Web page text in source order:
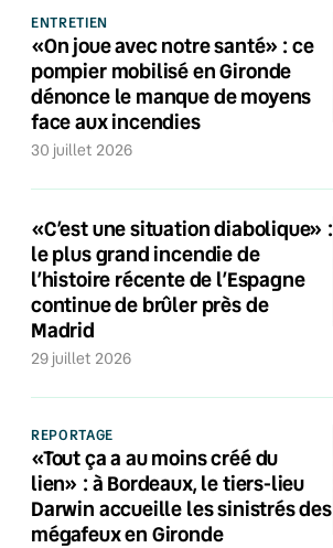
ENTRETIEN
«On joue avec notre santé» : ce
pompier mobilisé en Gironde
dénonce le manque de moyens
face aux incendies
30 juillet 2026
«C’est une situation diabolique» :
le plus grand incendie de
l’histoire récente de l’Espagne
continue de brûler près de
Madrid
29 juillet 2026
REPORTAGE
«Tout ça a au moins créé du
lien» : à Bordeaux, le tiers-lieu
Darwin accueille les sinistrés des
mégafeux en Gironde